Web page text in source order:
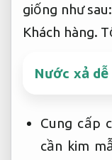
giống như sau:
Khách hàng.
Nước xả
Cung cấp
cần kim